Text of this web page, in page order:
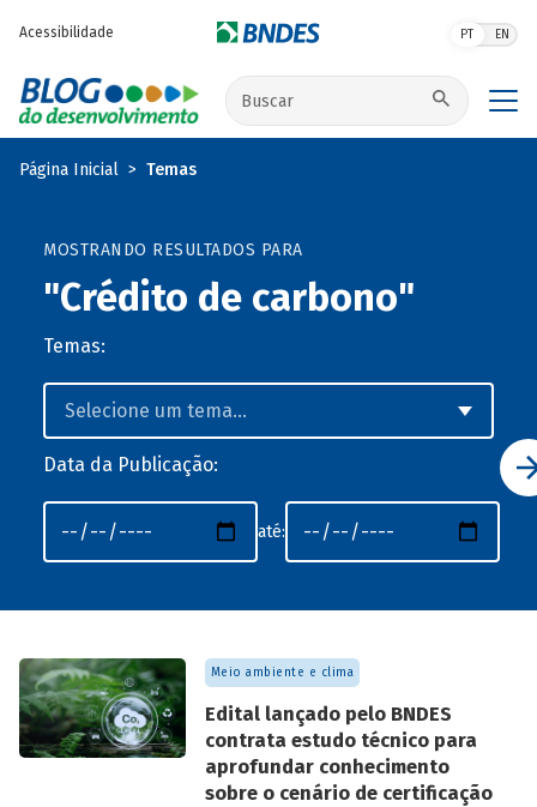
Acessibilidade PT EN
Buscar no site
Página Inicial Temas
MOSTRANDO RESULTADOS PARA
"Crédito de carbono"
Temas:
Data da Publicação:
até:
Meio ambiente e clima
Edital lançado pelo BNDES
contrata estudo técnico para
aprofundar conhecimento
sobre o cenário de certificação